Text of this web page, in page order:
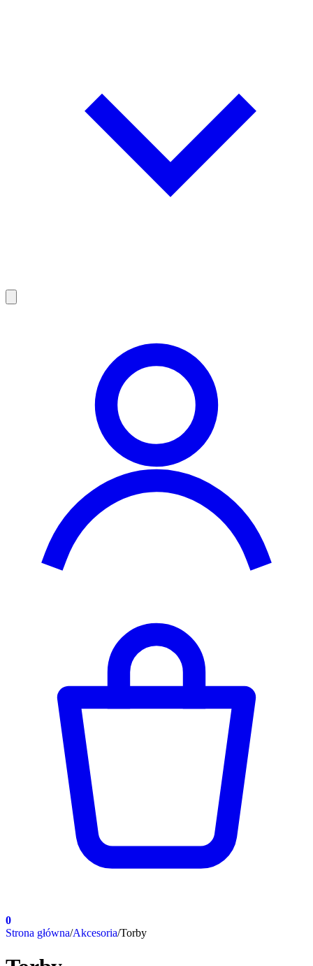
0
Strona główna/Akcesoria/Torby